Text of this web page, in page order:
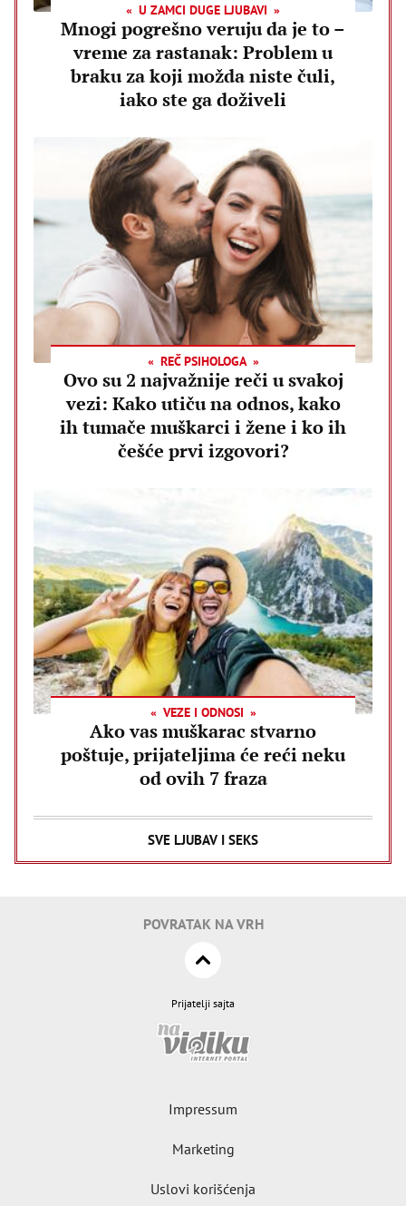
U ZAMCI DUGE LJUBAVI
Mnogi pogrešno veruju da je to –
vreme za rastanak: Problem u
braku za koji možda niste čuli,
iako ste ga doživeli
REČ PSIHOLOGA
Ovo su 2 najvažnije reči u svakoj
vezi: Kako utiču na odnos, kako
ih tumače muškarci i žene i ko ih
češće prvi izgovori?
VEZE I ODNOSI
Ako vas muškarac stvarno
poštuje, prijateljima će reći neku
od ovih 7 fraza
SVE LJUBAV I SEKS
POVRATAK NA VRH
Prijatelji sajta
Impressum
Marketing
Uslovi korišćenja